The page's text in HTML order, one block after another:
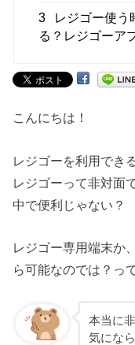
3
レジゴー使う
る？レジゴーア
こんにちは！
レジゴーを利用でき
レジゴーって非対面
中で便利じゃない？
レジゴー専用端末か
ら可能なのでは？っ
本当に
気にな